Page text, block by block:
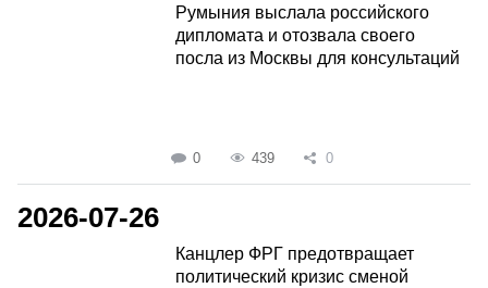
Румыния выслала российского
дипломата и отозвала своего
посла из Москвы для консультаций
0 439 0
2026-07-26
Канцлер ФРГ предотвращает
политический кризис сменой